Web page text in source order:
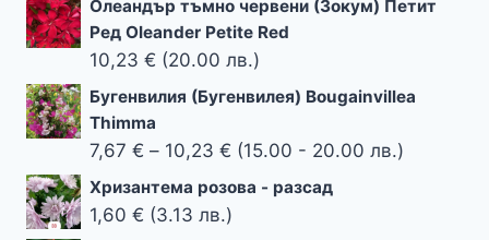
Олеандър тъмно червени (Зокум) Петит
Ред Oleander Petite Red
10,23 € (20.00 лв.)
Бугенвилия (Бугенвилея) Bougainvillea
Thimma
7,67 € – 10,23 € Price
range:
7,67 €
(15.00 - 20.00 лв.)
Хризантема розова - разсад
1,60 € (3.13 лв.)